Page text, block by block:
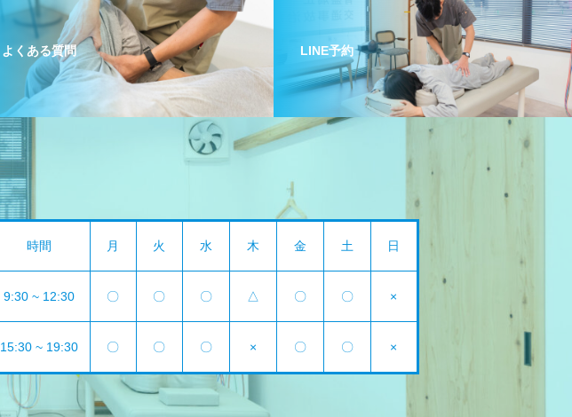
よくある質問 LINE予約
時間 月 火 水 木 金 土 日
9:30 ~ 12:30 〇 〇 〇 △ 〇 〇 ×
15:30 ~ 19:30 〇 〇 〇 × 〇 〇 ×